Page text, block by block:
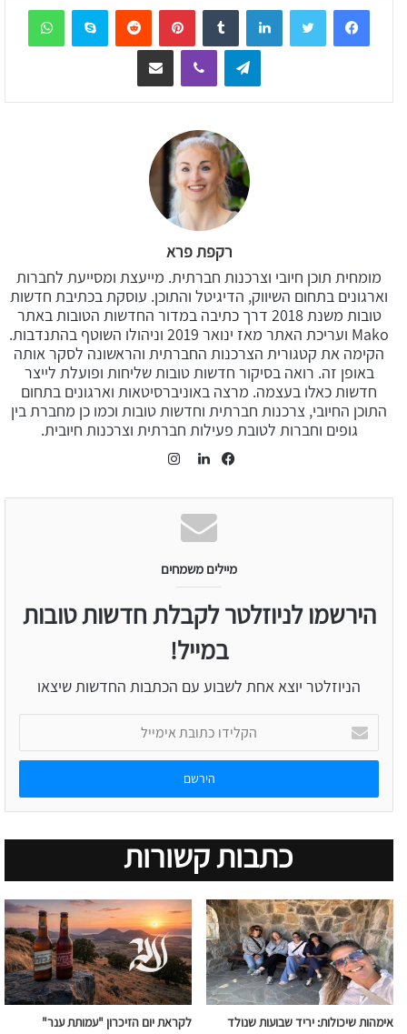
LinkedIn
Tumblr
Pinterest
Reddit
Skype
Telegram
Viber שיתוף דרך המייל
רקפת פרא
מומחית תוכן חיובי וצרכנות חברתית. מייעצת ומסייעת לחברות
וארגונים בתחום השיווק, הדיגיטל והתוכן. עוסקת בכתיבת חדשות
טובות משנת 2018 דרך כתיבה במדור החדשות הטובות באתר
Mako ועריכת האתר מאז ינואר 2019 וניהולו השוטף בהתנדבות.
הקימה את קטגורית הצרכנות החברתית והראשונה לסקר אותה
באופן זה. רואה בסיקור חדשות טובות שליחות ופועלת לייצר
חדשות כאלו בעצמה. מרצה באוניברסיטאות וארגונים בתחום
התוכן החיובי, צרכנות חברתית וחדשות טובות וכמו כן מחברת בין
גופים וחברות לטובת פעילות חברתית וצרכנות חיובית.
מיילים משמחים
הירשמו לניוזלטר לקבלת חדשות טובות
במייל!
הניוזלטר יוצא אחת לשבוע עם הכתבות החדשות שיצאו
הקלידו
כתובת
אימייל
כתבות קשורות
אימהות שיכולות: יריד שבועות שנולד
לקראת יום הזיכרון "עמותת ענר"